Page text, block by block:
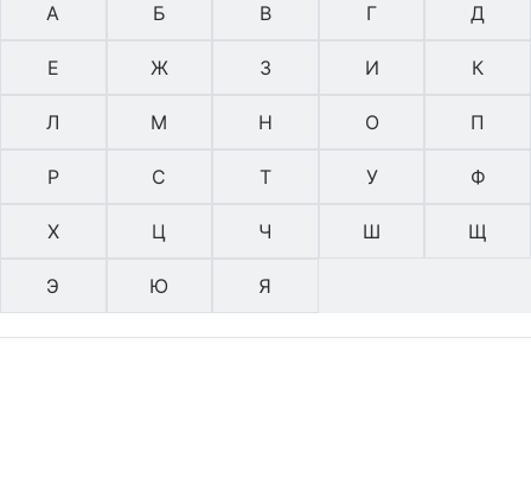
А Б В Г Д
Е Ж З И К
Л М Н О П
Р С Т У Ф
Х Ц Ч Ш Щ
Э Ю Я